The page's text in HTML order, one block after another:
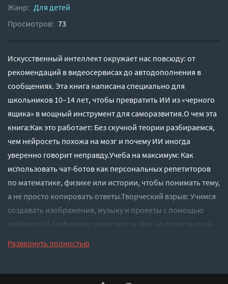
Жанр: Для детей
Просмотров: 73
Искусственный интеллект окружает нас повсюду: от
рекомендаций в видеосервисах до автодополнения в
сообщениях. Эта книга написана специально для
школьников 10–14 лет, чтобы превратить ИИ из «черного
ящика» в мощный инструмент для саморазвития.О чем эта
книга:Как это работает: Без скучной теории разбираемся,
чем нейросеть похожа на мозг и почему ИИ иногда
уверенно говорит неправду.Учеба на максимум: Как
использовать чат-ботов как персональных репетиторов
по математике, физике или истории, чтобы понимать тему,
а не просто копировать ответы.Творческий взрыв: Учимся
создавать изображения, музыку и проекты с помощью
нейросетей.Цифровая грамотность: Как не попасться на
Развернуть полностью